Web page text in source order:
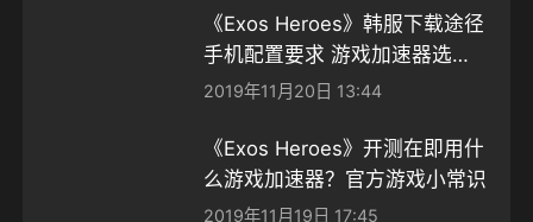
《Exos Heroes》韩服下载途径
手机配置要求 游戏加速器选择
等系列问题
2019年11月20日 13:44
《Exos Heroes》开测在即用什
么游戏加速器？官方游戏小常识
2019年11月19日 17:45